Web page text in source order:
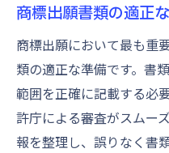
商標出願書類の適正
商標出願において最も重
類の適正な準備です。書
範囲を正確に記載する必
許庁による審査がスムー
報を整理し、誤りなく書